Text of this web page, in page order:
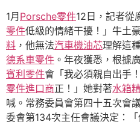
1月 Porsche零件12日，記者從
零件低級的情緒干擾！」牛土
料 ，他無法汽車機油芯理解這
德系車零件 。年夜獲悉，根據
賓利零件會「我必須親自出手
零件進口商正！」她對著水箱
喊。常務委員會第四十五次會
委會第134次主任會議決定：